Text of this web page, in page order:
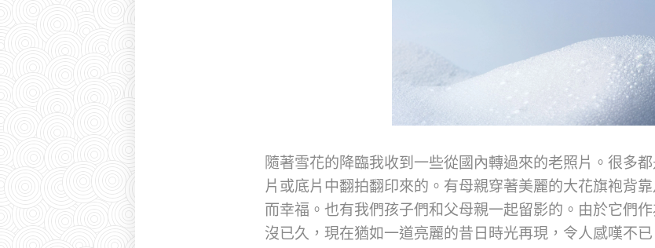
隨著雪花的降臨我收到一些從國內轉過來的老照片。很多
片或底片中翻拍翻印來的。有母親穿著美麗的大花旗袍背
而幸福。也有我們孩子們和父母親一起留影的。由於它們
沒已久，現在猶如一道亮麗的昔日時光再現，令人感嘆不已